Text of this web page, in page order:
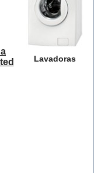
Lavadoras